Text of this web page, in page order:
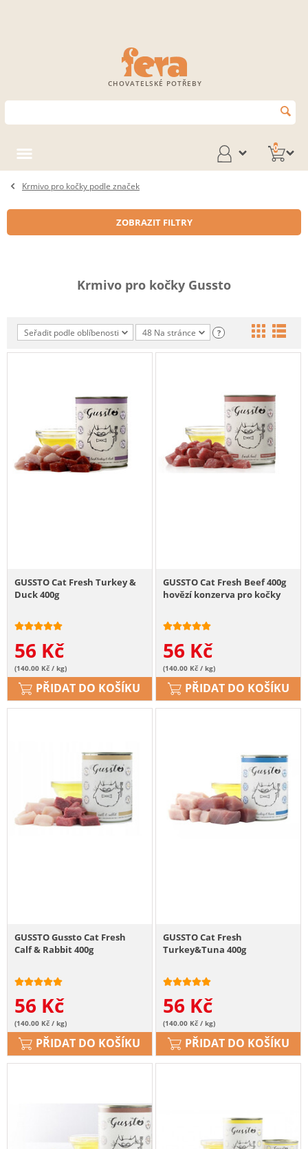
CHOVATELSKÉ POTŘEBY
0
Krmivo pro kočky podle značek
ZOBRAZIT FILTRY
Krmivo pro kočky Gussto
Seřadit podle oblíbenosti 48 Na stránce ?
GUSSTO Cat Fresh Turkey &
Duck 400g
56 Kč
(140.00 Kč / kg)
PŘIDAT DO KOŠÍKU
GUSSTO Cat Fresh Beef 400g
hovězí konzerva pro kočky
56 Kč
(140.00 Kč / kg)
PŘIDAT DO KOŠÍKU
GUSSTO Gussto Cat Fresh
Calf & Rabbit 400g
56 Kč
(140.00 Kč / kg)
PŘIDAT DO KOŠÍKU
GUSSTO Cat Fresh
Turkey&Tuna 400g
56 Kč
(140.00 Kč / kg)
PŘIDAT DO KOŠÍKU